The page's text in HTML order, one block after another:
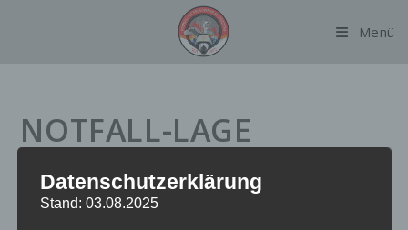
Menü
NOTFALL-LAGE
Datum: 23. April 2023 um 13:40 Uhr
Datenschutzerklärung
Stand: 03.08.2025